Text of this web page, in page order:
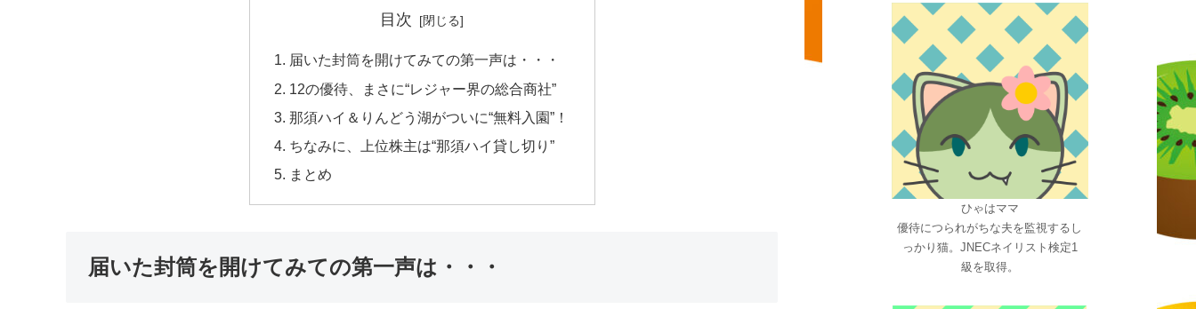
目次
届いた封筒を開けてみての第一声は・・・
12の優待、まさに“レジャー界の総合商社”
那須ハイ＆りんどう湖がついに“無料入園”！
ちなみに、上位株主は“那須ハイ貸し切り”
まとめ
届いた封筒を開けてみての第一声は・・・
ひゃはママ
優待につられがちな夫を監視するし
っかり猫。JNECネイリスト検定1
級を取得。